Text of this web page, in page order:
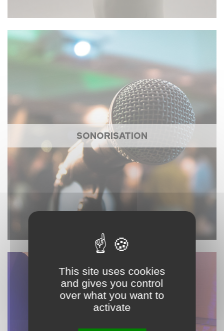
SONORISATION
This site uses cookies
and gives you control
over what you want to
activate